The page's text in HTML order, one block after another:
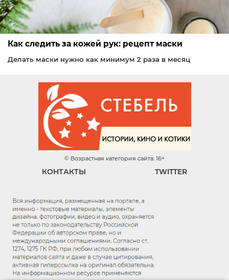
Как следить за кожей рук: рецепт маски
Делать маски нужно как минимум 2 раза в месяц
© Возрастная категория сайта: 16+
КОНТАКТЫ TWITTER